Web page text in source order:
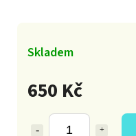
650 Kč
Skladem